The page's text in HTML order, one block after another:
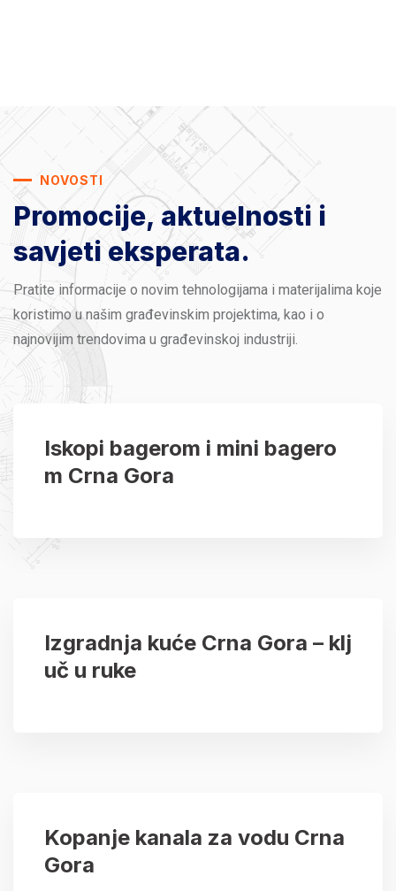
NOVOSTI
Promocije, aktuelnosti i
savjeti eksperata.
Pratite informacije o novim tehnologijama i materijalima koje
koristimo u našim građevinskim projektima, kao i o
najnovijim trendovima u građevinskoj industriji.
Iskopi bagerom i mini bagero
m Crna Gora
Izgradnja kuće Crna Gora – klj
uč u ruke
Kopanje kanala za vodu Crna
Gora